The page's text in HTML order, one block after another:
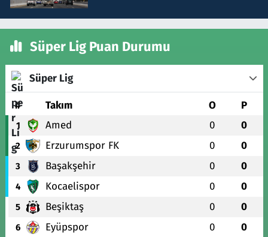
Süper Lig Puan Durumu
Süper Lig
# Takım O P
1 Amed 0 0
2 Erzurumspor FK 0 0
3 Başakşehir 0 0
4 Kocaelispor 0 0
5 Beşiktaş 0 0
6 Eyüpspor 0 0